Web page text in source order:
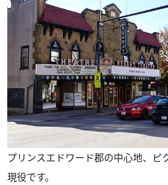
プリンスエドワード郡の中心地、ピ
現役です。